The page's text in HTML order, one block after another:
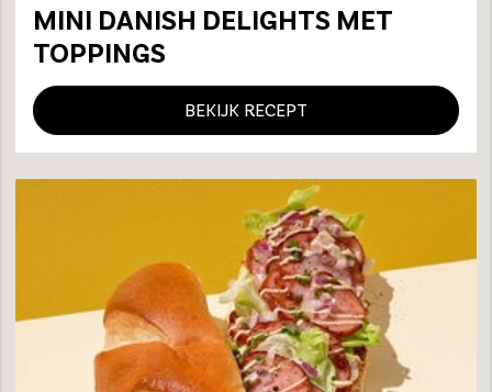
MINI DANISH DELIGHTS MET
TOPPINGS
BEKIJK RECEPT